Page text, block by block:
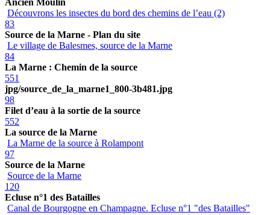
Découvrons les insectes du bord des chemins de l’eau (2)
83
Source de la Marne - Plan du site
Le village de Balesmes, source de la Marne
84
La Marne : Chemin de la source
551
jpg/source_de_la_marne1_800-3b481.jpg
98
Filet d’eau à la sortie de la source
552
La source de la Marne
La Marne de la source à Rolampont
97
Source de la Marne
Source de la Marne
120
Ecluse n°1 des Batailles
Canal de Bourgogne en Champagne. Ecluse n°1 "des Batailles"